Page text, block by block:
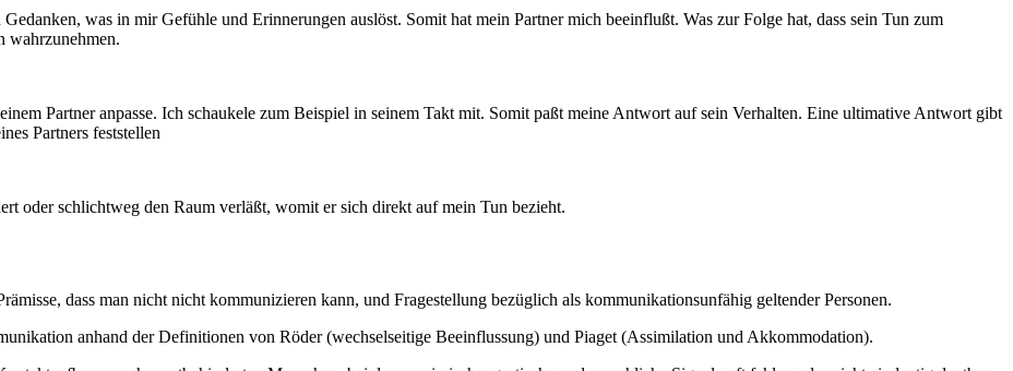
was in mir Gefühle und Erinnerungen auslöst. Somit hat mein Partner mich beeinflußt. Was zur Folge hat, dass sein Tun zum
wahrzunehmen.
Partner anpasse. Ich schaukele zum Beispiel in seinem Takt mit. Somit paßt meine Antwort auf sein Verhalten. Eine ultimative Antwort gibt
Partners feststellen
oder schlichtweg den Raum verläßt, womit er sich direkt auf mein Tun bezieht.
dass man nicht nicht kommunizieren kann, und Fragestellung bezüglich als kommunikationsunfähig geltender Personen.
anhand der Definitionen von Röder (wechselseitige Beeinflussung) und Piaget (Assimilation und Akkommodation).